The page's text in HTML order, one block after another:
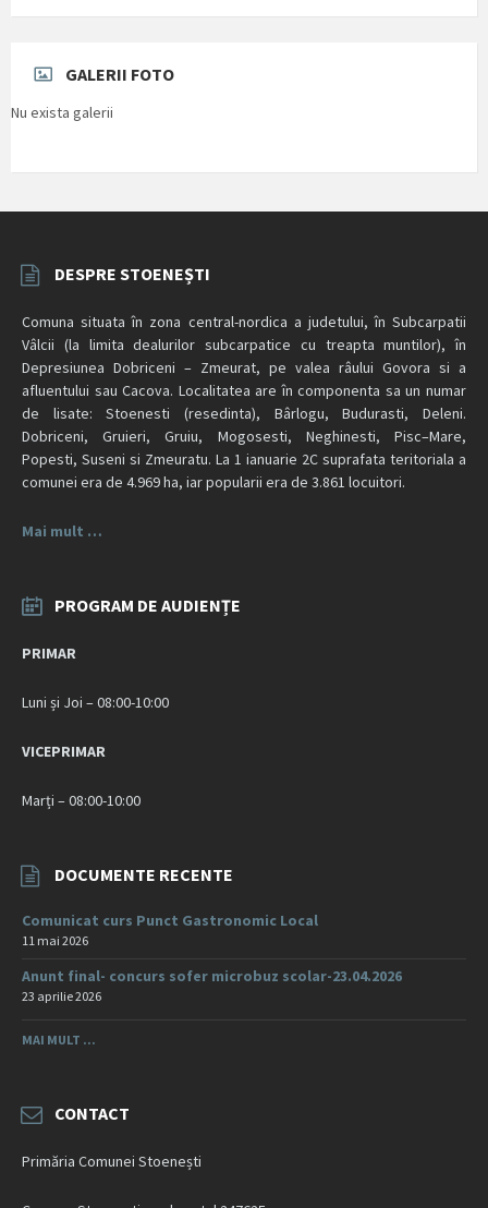
GALERII FOTO
Nu exista galerii
DESPRE STOENEȘTI
Comuna situata în zona central-nordica a judetului, în Subcarpatii
Vâlcii (la limita dealurilor subcarpatice cu treapta muntilor), în
Depresiunea Dobriceni – Zmeurat, pe valea râului Govora si a
afluentului sau Cacova. Localitatea are în componenta sa un numar
de lisate: Stoenesti (resedinta), Bârlogu, Budurasti, Deleni.
Dobriceni, Gruieri, Gruiu, Mogosesti, Neghinesti, Pisc–Mare,
Popesti, Suseni si Zmeuratu. La 1 ianuarie 2C suprafata teritoriala a
comunei era de 4.969 ha, iar popularii era de 3.861 locuitori.
Mai mult …
PROGRAM DE AUDIENȚE
PRIMAR
Luni și Joi – 08:00-10:00
VICEPRIMAR
Marți – 08:00-10:00
DOCUMENTE RECENTE
Comunicat curs Punct Gastronomic Local
11 mai 2026
Anunt final- concurs sofer microbuz scolar-23.04.2026
23 aprilie 2026
MAI MULT ...
CONTACT
Primăria Comunei Stoenești